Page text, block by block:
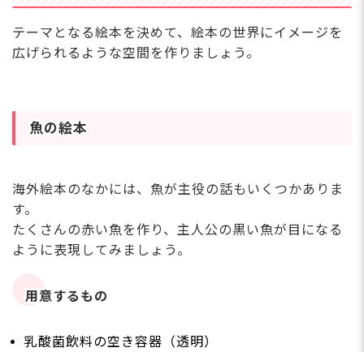
テーマとなる絵本を決めて、絵本の世界にイメージを
広げられるような空間を作りましょう。
魚の絵本
海外絵本のなかには、魚が主役の話もいくつかありま
す。
たくさんの赤い魚を作り、主人公の黒い魚が目になる
ように表現してみましょう。
用意するもの
乳酸菌飲料の空き容器（透明）